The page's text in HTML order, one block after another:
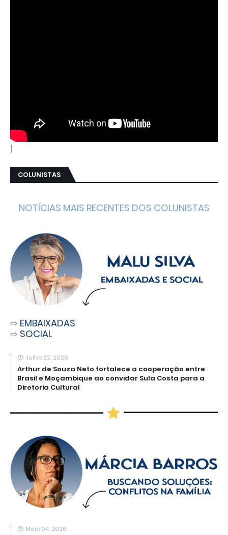
}
COLUNISTAS
NOTÍCIAS MAIS RECENTES DOS COLUNISTAS
⇨ EMBAIXADAS
⇨ SOCIAL
Julho 22, 2026
Arthur de Souza Neto fortalece a cooperação entre
Brasil e Moçambique ao convidar Sula Costa para a
Diretoria Cultural
Maio 04, 2026